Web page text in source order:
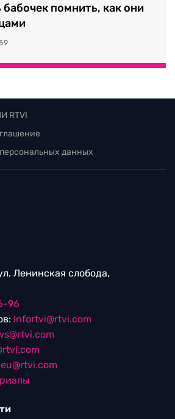
помнить, как они
RTVI
данных
Ленинская слобода,
96
Infortvi@rtvi.com